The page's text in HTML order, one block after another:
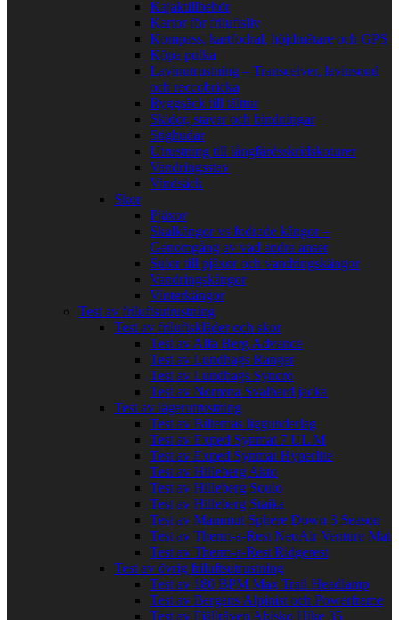
Kajaktillbehör
Kartor för friluftsliv
Kompass, kartfodral, höjdmätare och GPS
Köpa pulka
Lavinutrustning – Transceiver, lavinsond
och reccobricka
Ryggsäck till tälttur
Skidor, stavar och bindningar
Stighudar
Utrustning till långfärdsskridskoturer
Vandringsstav
Vindsäck
Skor
Pjäxor
Skalkängor vs fodrade kängor –
Genomgång av vad andra anser
Sulor till pjäxor och vandringskängor
Vandringskängor
Vinterkängor
Test av friluftsutrustning
Test av friluftskläder och skor
Test av Alfa Berg Advance
Test av Lundhags Ranger
Test av Lundhags Syncro
Test av Norrøna Svalbard jacka
Test av lägerutrustning
Test av Biltemas liggunderlag
Test av Exped Synmat 7 UL M
Test av Exped Synmat Hyperlite
Test av Hilleberg Akto
Test av Hilleberg Soulo
Test av Hilleberg Staika
Test av Mammut Sphere Down 3 Season
Test av Therm-a-Rest NeoAir Venture Mat
Test av Therm-a-Rest Ridgerest
Test av övrig friluftsutrustning
Test av 180 BPM Max Trail Headlamp
Test av Bergans Alpinist och Powerframe
Test av Fjällräven Abisko Hike 35